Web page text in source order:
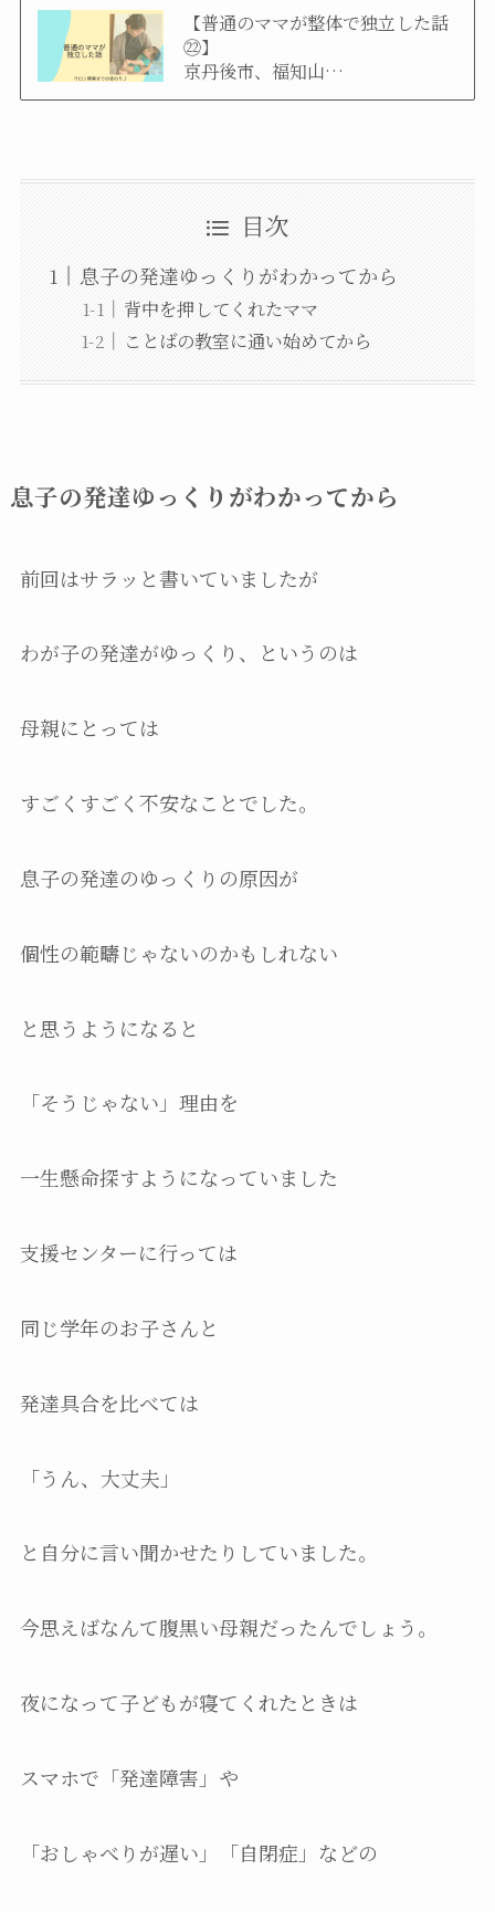
【普通のママが整体で独立した話
㉒
京丹後市、福知山…
目次
息子の発達ゆっくりがわかってから
背中を押してくれたママ
ことばの教室に通い始めてから
息子の発達ゆっくりがわかってから
前回はサラッと書いていましたが
わが子の発達がゆっくり、というのは
母親にとっては
すごくすごく不安なことでした。
息子の発達のゆっくりの原因が
個性の範疇じゃないのかもしれない
と思うようになると
「そうじゃない」理由を
一生懸命探すようになっていました
支援センターに行っては
同じ学年のお子さんと
発達具合を比べては
「うん、大丈夫」
と自分に言い聞かせたりしていました。
今思えばなんて腹黒い母親だったんでしょう。
夜になって子どもが寝てくれたときは
スマホで「発達障害」や
「おしゃべりが遅い」「自閉症」などの